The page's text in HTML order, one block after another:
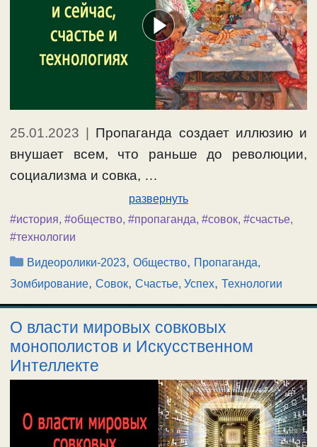
25.01.2023
Пропаганда создает иллюзию и
внушает всем, что раньше до революции,
социализма и совка, …
развернуть
#история, #общество, #пропаганда, #совок, #счастье,
#технологии
Рубрики
Видеоролики-2023,Общество, Пропаганда,
Зомбирование, Совок, Счастье, Успех, Технологии
О власти мировых совковых
монополистов и Искусственном
Интеллекте